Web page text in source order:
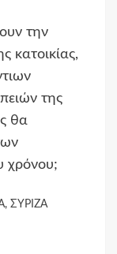
την
κατοικίας,
της
θα
χρόνου;
, ΣΥΡΙΖΑ